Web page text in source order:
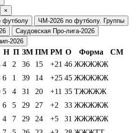
×
футболу
ЧМ-2026 по футболу. Группы
Саудовская Про-лига-2026
2026
Н П ЗМ ПМ РМ О Форма
СМ
4 2 36 15 +21 46 ЖЖЖЖЖ
6 1 39 14 +25 45 ЖЖЖЖЖ
5 4 31 20 +11 35 ТЖЖЖЖ
6 5 29 27 +2 33 ЖЖЖЖЖ
4 7 29 24 +5 31 ЖЖЖЖЖ